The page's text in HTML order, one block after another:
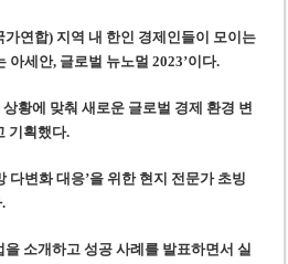
가연합) 지역 내 한인 경제인들이 모이는
아세안, 글로벌 뉴노멀 2023’이다.
황에 맞춰 새로운 글로벌 경제 환경 변
기획했다.
다변화 대응’을 위한 현지 전문가 초빙
소개하고 성공 사례를 발표하면서 실